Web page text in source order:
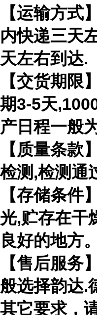
【运输方式
内快递三天
天左右到达.
【交货期限
期3-5天
产日程一般
【质量条款
检测,检测通
【存储条件
光,贮存在干
良好的地方。
【售后服务
般选择韵达.
其它要求，